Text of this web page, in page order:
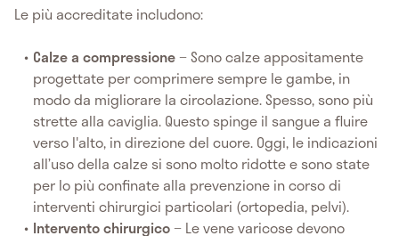
Le più accreditate includono:
Calze a compressione− Sono calze appositamente
progettate per comprimere sempre le gambe, in
modo da migliorare la circolazione. Spesso, sono più
strette alla caviglia. Questo spinge il sangue a fluire
verso l'alto, in direzione del cuore. Oggi, le indicazioni
all’uso della calze si sono molto ridotte e sono state
per lo più confinate alla prevenzione in corso di
interventi chirurgici particolari (ortopedia, pelvi).
Intervento chirurgico− Le vene varicose devono